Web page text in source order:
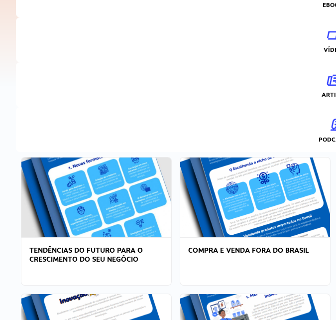
TENDÊNCIAS DO FUTURO PARA O
CRESCIMENTO DO SEU NEGÓCIO
COMPRA E VENDA FORA DO BRASIL